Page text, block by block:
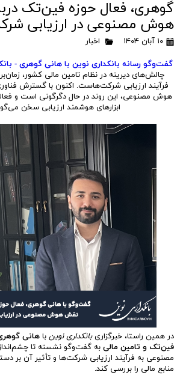
گوهری، فعال حوزه فین‌تک
هوش مصنوعی در ارزیابی
۱۰ آبان ۱۴۰۴ اخبار
گفت‌وگو رسانه بانکداری نوین با هانی گوهری -
چالش‌های دیرینه در نظام تامین مالی کشور،
فرآیند ارزیابی شرکت‌هاست. اکنون با گسترش
هوش مصنوعی، این روند در حال دگرگونی است و
ابزارهای هوشمند ارزیابی سخن
در همین راستا، خبرگزاریبانکداری نوین با هانی
فین‌تک و تامین مالی به گفت‌وگو نشسته تا
مصنوعی به فرآیند ارزیابی شرکت‌ها و تأثیر آن بر
منابع مالی را بررسی کند.